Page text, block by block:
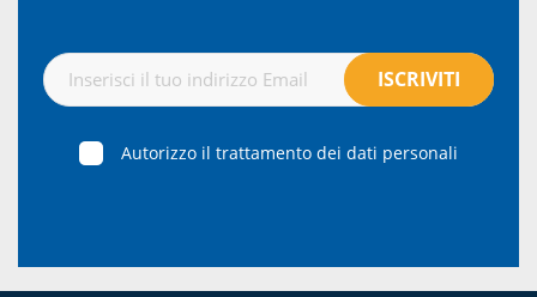
Autorizzo il trattamento dei dati personali